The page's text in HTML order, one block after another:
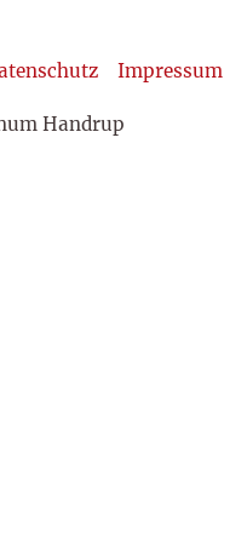
Impressum
Handrup